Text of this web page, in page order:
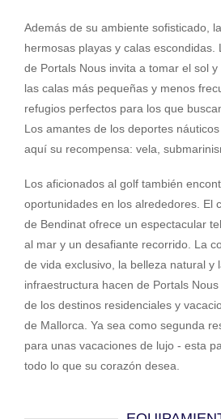
Además de su ambiente sofisticado,
hermosas playas y calas escondidas.
de Portals Nous invita a tomar el sol
las calas más pequeñas y menos
refugios perfectos para los que
Los amantes de los deportes
aquí su recompensa: vela,
Los aficionados al golf también
oportunidades en los alrededores. El
de Bendinat ofrece un espectacular
al mar y un desafiante recorrido. La
de vida exclusivo, la belleza natural y
infraestructura hacen de Portals
de los destinos residenciales y
de Mallorca. Ya sea como segunda
para unas vacaciones de lujo - esta
todo lo que su corazón desea.